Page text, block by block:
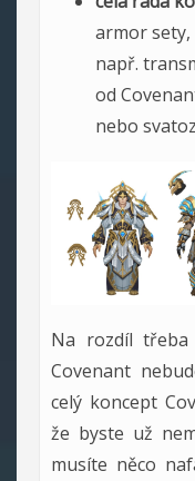
armor sety,
např.
od
nebo
Na rozdíl
Covenant
celý koncept
že byste už
musíte něco